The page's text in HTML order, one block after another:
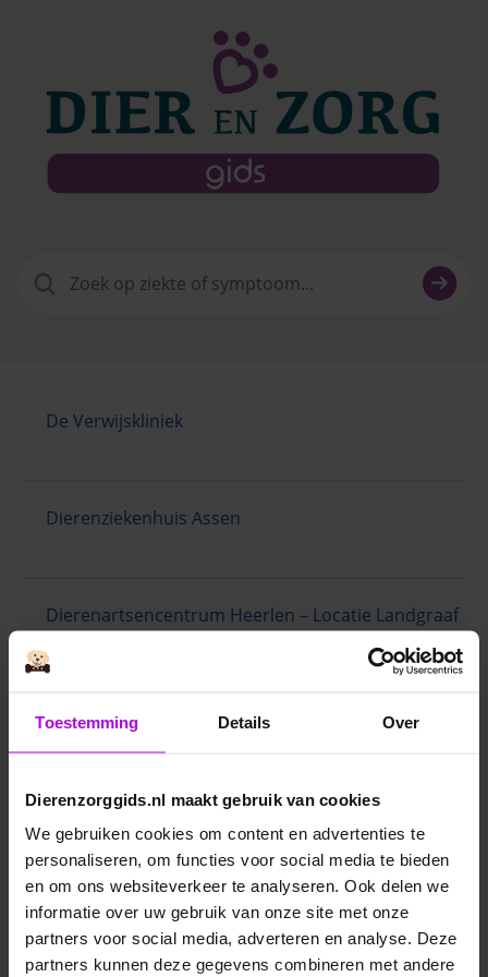
Toestemming Details Over
Dierenzorggids.nl maakt gebruik van cookies
We gebruiken cookies om content en advertenties te
personaliseren, om functies voor social media te bieden
en om ons websiteverkeer te analyseren. Ook delen we
informatie over uw gebruik van onze site met onze
partners voor social media, adverteren en analyse. Deze
partners kunnen deze gegevens combineren met andere
naar:
De Verwijskliniek
Dierenziekenhuis Assen
Dierenartsencentrum Heerlen – Locatie Landgraaf
Dierenartsencentrum Heerlen – Hoofdlocatie
Heerlen
Dierenkliniek Billiton
Diergezondheidscentrum Nicolaï